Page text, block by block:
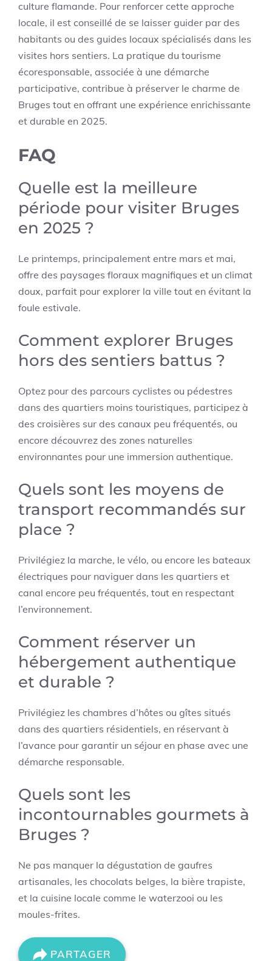
culture flamande. Pour renforcer cette approche
locale, il est conseillé de se laisser guider par des
habitants ou des guides locaux spécialisés dans les
visites hors sentiers. La pratique du tourisme
écoresponsable, associée à une démarche
participative, contribue à préserver le charme de
Bruges tout en offrant une expérience enrichissante
et durable en 2025.
FAQ
Quelle est la meilleure
période pour visiter Bruges
en 2025 ?
Le printemps, principalement entre mars et mai,
offre des paysages floraux magnifiques et un climat
doux, parfait pour explorer la ville tout en évitant la
foule estivale.
Comment explorer Bruges
hors des sentiers battus ?
Optez pour des parcours cyclistes ou pédestres
dans des quartiers moins touristiques, participez à
des croisières sur des canaux peu fréquentés, ou
encore découvrez des zones naturelles
environnantes pour une immersion authentique.
Quels sont les moyens de
transport recommandés sur
place ?
Privilégiez la marche, le vélo, ou encore les bateaux
électriques pour naviguer dans les quartiers et
canal encore peu fréquentés, tout en respectant
l’environnement.
Comment réserver un
hébergement authentique
et durable ?
Privilégiez les chambres d’hôtes ou gîtes situés
dans des quartiers résidentiels, en réservant à
l’avance pour garantir un séjour en phase avec une
démarche responsable.
Quels sont les
incontournables gourmets à
Bruges ?
Ne pas manquer la dégustation de gaufres
artisanales, les chocolats belges, la bière trapiste,
et la cuisine locale comme le waterzooi ou les
moules-frites.
PARTAGER